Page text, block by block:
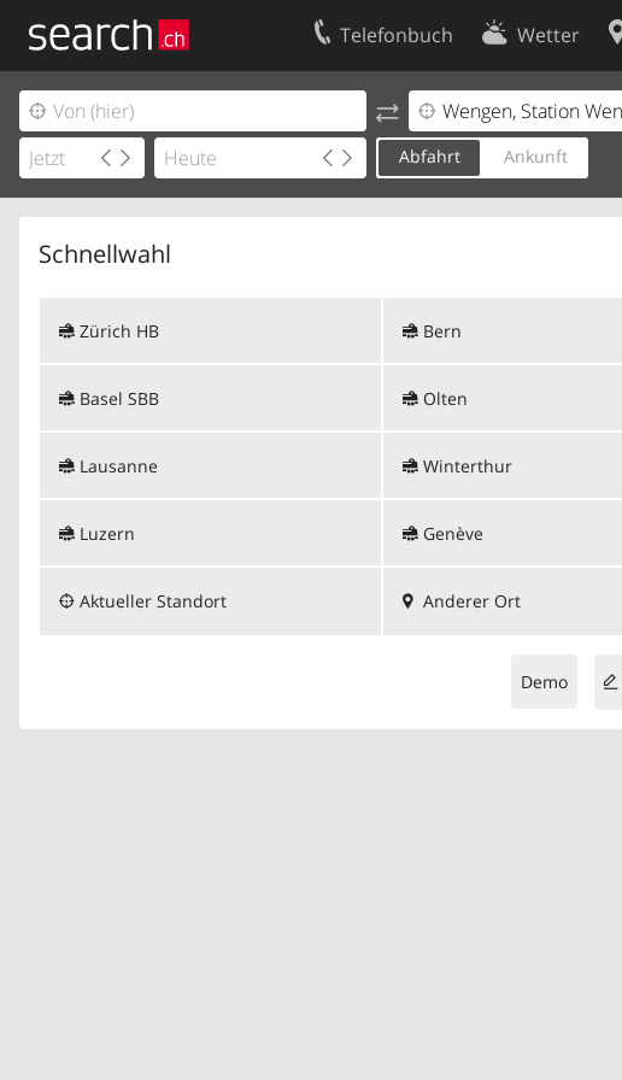
Telefonbuch Wetter
Abfahrt Ankunft
Schnellwahl
Zürich HB
Basel SBB
Lausanne
Luzern
Bern
Olten
Winterthur
Genève
Aktueller Standort Anderer Ort
Demo
Ihr Eintrag
Kundencenter Geschäftskunden
Kontakt
Nutzungsbedingungen